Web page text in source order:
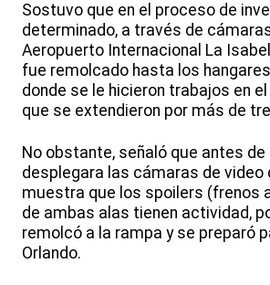
Sostuvo que en el proceso de
determinado, a través de
Aeropuerto Internacional La
fue remolcado hasta los
donde se le hicieron trabajos en
que se extendieron por más de
No obstante, señaló que antes de
desplegara las cámaras de video
muestra que los spoilers (frenos
de ambas alas tienen actividad,
remolcó a la rampa y se preparó
Orlando.